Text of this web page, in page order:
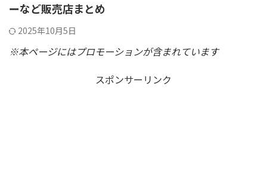
ーなど販売店まとめ
2025年10月5日
※本ページにはプロモーションが含まれています
スポンサーリンク